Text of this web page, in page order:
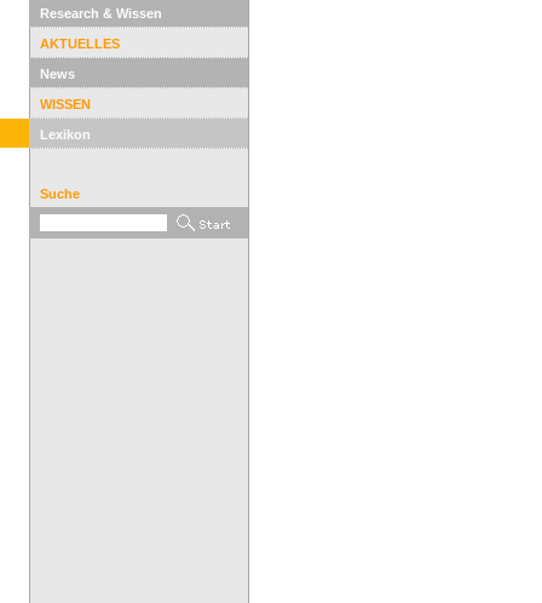
Research & Wissen
AKTUELLES
News
WISSEN
Lexikon
Suche